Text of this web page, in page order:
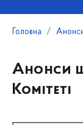
Головна
Анонси
Комітеті